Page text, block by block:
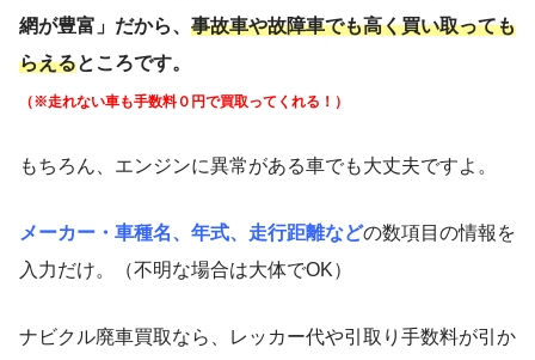
網が豊富」だから、 事故車や故障車でも高く買い取っても
らえるところです。
（※走れない車も手数料０円で買取ってくれる！）
もちろん、エンジンに異常がある車でも大丈夫ですよ。
メーカー・車種名、年式、走行距離などの数項目の情報を
入力だけ。（不明な場合は大体でOK）
ナビクル廃車買取なら、レッカー代や引取り手数料が引か